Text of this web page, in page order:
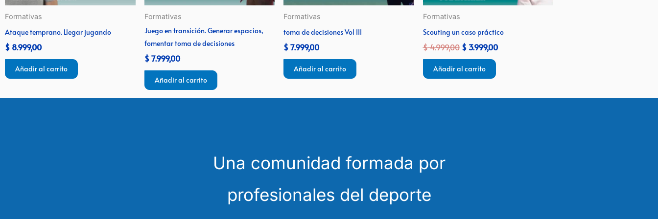
Formativas
Ataque temprano. Llegar jugando
$ 8.999,00
Añadir al carrito
Formativas
Juego en transición. Generar espacios,
fomentar toma de decisiones
$7.999,00
Añadir al carrito
Formativas
toma de decisiones Vol III
$7.999,00
Añadir al carrito
Formativas
Scouting un caso práctico
$4.999,00 $3.999,00
Añadir al carrito
Una comunidad formada por
profesionales del deporte